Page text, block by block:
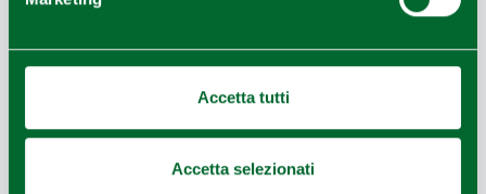
Accetta tutti
Accetta selezionati